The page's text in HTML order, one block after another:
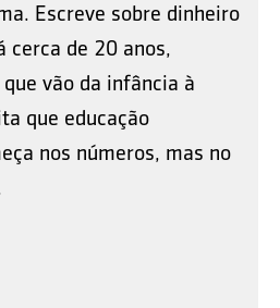
Escreve sobre dinheiro
cerca de 20 anos,
vão da infância à
que educação
nos números, mas no